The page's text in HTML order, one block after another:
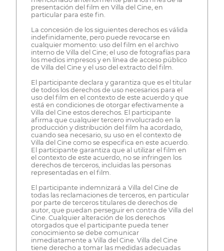
presentación del film en Villa del Cine, en
particular para este fin.
La concesión de los siguientes derechos es válida
indefinidamente, pero puede revocarse en
cualquier momento: uso del film en el archivo
interno de Villa del Cine; el uso de fotografías para
los medios impresos y en línea de acceso público
de Villa del Cine y el uso del extracto del film.
El participante declara y garantiza que es el titular
de todos los derechos de uso necesarios para el
uso del film en el contexto de este acuerdo y que
está en condiciones de otorgar efectivamente a
Villa del Cine estos derechos. El participante
afirma que cualquier tercero involucrado en la
producción y distribución del film ha acordado,
cuando sea necesario, su uso en el contexto de
Villa del Cine como se especifica en este acuerdo.
El participante garantiza que al utilizar el film en
el contexto de este acuerdo, no se infringen los
derechos de terceros, incluidas las personas
representadas en el film.
El participante indemnizará a Villa del Cine de
todas las reclamaciones de terceros, en particular
por parte de terceros titulares de derechos de
autor, que puedan perseguir en contra de Villa del
Cine. Cualquier alteración de los derechos
otorgados que el participante pueda tener
conocimiento se debe comunicar
inmediatamente a Villa del Cine. Villa del Cine
tiene derecho a tomar las medidas adecuadas